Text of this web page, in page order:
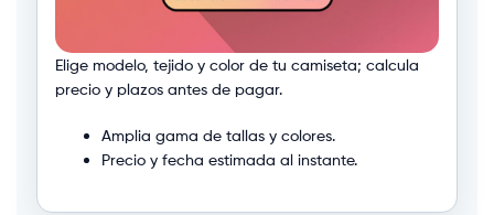
Elige modelo, tejido y color de tu camiseta; calcula
precio y plazos antes de pagar.
Amplia gama de tallas y colores.
Precio y fecha estimada al instante.